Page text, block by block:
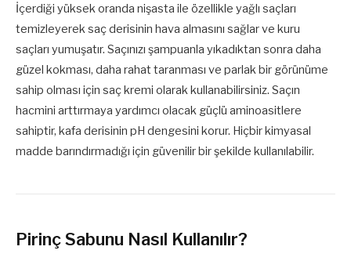
İçerdiği yüksek oranda nişasta ile özellikle yağlı saçları
temizleyerek saç derisinin hava almasını sağlar ve kuru
saçları yumuşatır. Saçınızı şampuanla yıkadıktan sonra daha
güzel kokması, daha rahat taranması ve parlak bir görünüme
sahip olması için saç kremi olarak kullanabilirsiniz. Saçın
hacmini arttırmaya yardımcı olacak güçlü aminoasitlere
sahiptir, kafa derisinin pH dengesini korur. Hiçbir kimyasal
madde barındırmadığı için güvenilir bir şekilde kullanılabilir.
Pirinç Sabunu Nasıl Kullanılır?